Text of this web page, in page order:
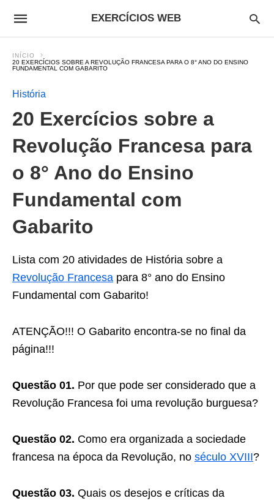
EXERCÍCIOS WEB
INÍCIO
20 EXERCÍCIOS SOBRE A REVOLUÇÃO FRANCESA PARA O 8° ANO DO ENSINO
FUNDAMENTAL COM GABARITO
História
20 Exercícios sobre a
Revolução Francesa para
o 8° Ano do Ensino
Fundamental com
Gabarito
Lista com 20 atividades de História sobre a
Revolução Francesa para 8° ano do Ensino
Fundamental com Gabarito!
ATENÇÃO!!! O Gabarito encontra-se no final da
página!!!
Questão 01. Por que pode ser considerado que a
Revolução Francesa foi uma revolução burguesa?
Questão 02. Como era organizada a sociedade
francesa na época da Revolução, no século XVIII?
Questão 03. Quais os desejos e críticas da